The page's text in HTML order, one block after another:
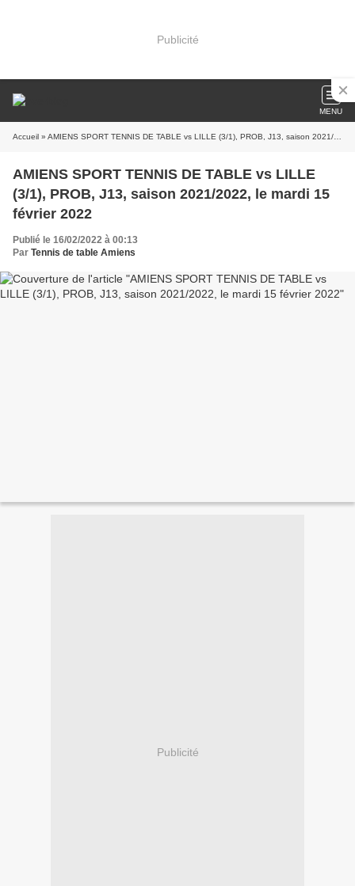
Publicité
MENU
Accueil » AMIENS SPORT TENNIS DE TABLE vs LILLE (3/1), PROB, J13, saison 2021/2022, le mardi 15 février 2022
AMIENS SPORT TENNIS DE TABLE vs LILLE
(3/1), PROB, J13, saison 2021/2022, le mardi 15
février 2022
Publié le 16/02/2022 à 00:13
Par Tennis de table Amiens
Publicité